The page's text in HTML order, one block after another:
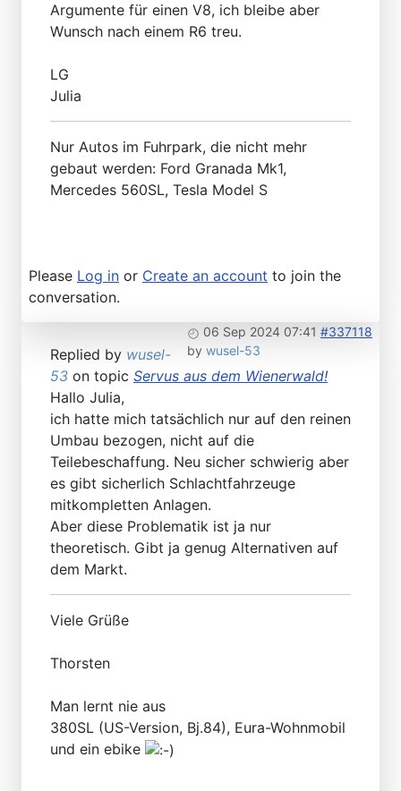
Argumente für einen V8, ich bleibe aber
Wunsch nach einem R6 treu.
LG
Julia
Nur Autos im Fuhrpark, die nicht mehr
gebaut werden: Ford Granada Mk1,
Mercedes 560SL, Tesla Model S
Please Log in or Create an account to join the
conversation.
06 Sep 2024 07:41 #337118
by wusel-53
Replied by wusel-
53 on topic Servus aus dem Wienerwald!
Hallo Julia,
ich hatte mich tatsächlich nur auf den reinen
Umbau bezogen, nicht auf die
Teilebeschaffung. Neu sicher schwierig aber
es gibt sicherlich Schlachtfahrzeuge
mitkompletten Anlagen.
Aber diese Problematik ist ja nur
theoretisch. Gibt ja genug Alternativen auf
dem Markt.
Viele Grüße
Thorsten
Man lernt nie aus
380SL (US-Version, Bj.84), Eura-Wohnmobil
und ein ebike